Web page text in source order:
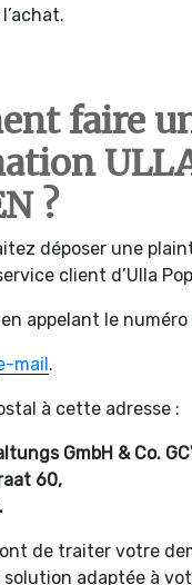
faire
?
déposer une
client d’Ulla
appelant le numéro
mail.
à cette adresse :
GmbH & Co.
60,
de traiter votre
adaptée à